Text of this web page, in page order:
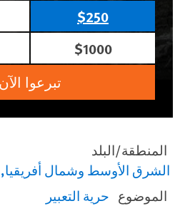
$250
$1000
تبرعوا الآن
المنطقة/البلد
الشرق الأوسط وشمال أفريقيا
الموضوع حرية التعبير